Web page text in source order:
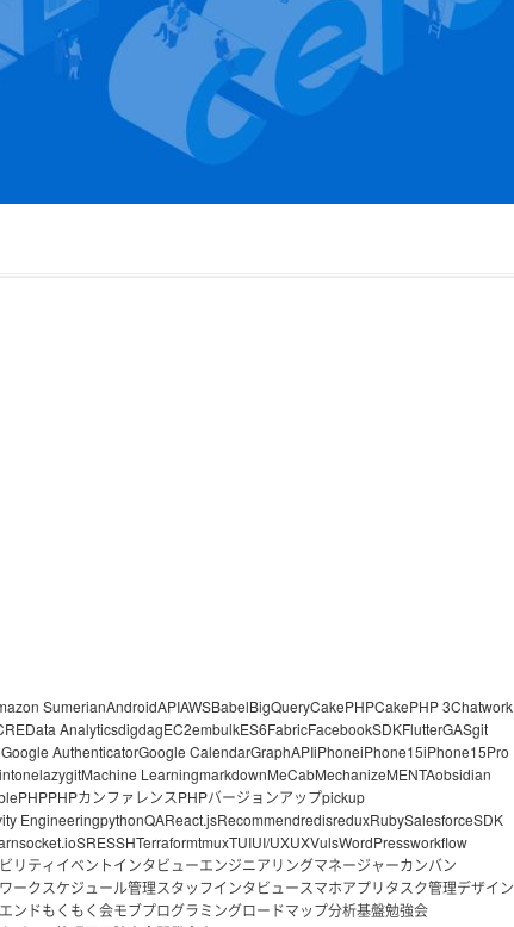
SumerianAndroidAPIAWSBabelBigQueryCakePHPCakePHP 3Chatwork
Data AnalyticsdigdagEC2embulkES6FabricFacebookSDKFlutterGASgit
Google AuthenticatorGoogle CalendarGraphAPIiPhoneiPhone15iPhone15Pro
lazygitMachine LearningmarkdownMeCabMechanizeMENTAobsidian
PHPPHPカンファレンスPHPバージョンアップpickup
EngineeringpythonQAReact.jsRecommendredisreduxRubySalesforceSDK
socket.ioSRESSHTerraformtmuxTUIUI/UXUXVulsWordPressworkflow
リティ イベントインタビューエンジニアリングマネージャーカンバン
ークスケジュール管理スタッフインタビュースマホアプリタスク管理デザイン
ンドもくもく会モブプログラミングロードマップ分析基盤勉強会